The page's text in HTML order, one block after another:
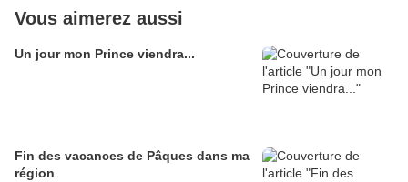
Vous aimerez aussi
Un jour mon Prince viendra...
Fin des vacances de Pâques dans ma
région